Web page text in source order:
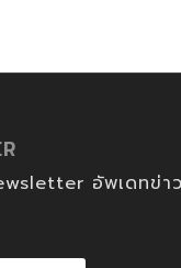
อัพเดทข่า